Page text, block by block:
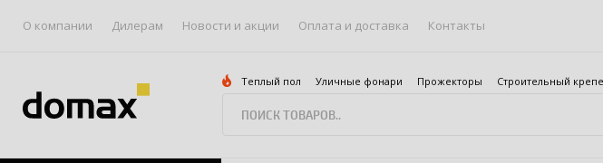
О компании Дилерам Новости и акции Оплата и доставка Контакты
Теплый пол Уличные фонари Прожекторы Строительный